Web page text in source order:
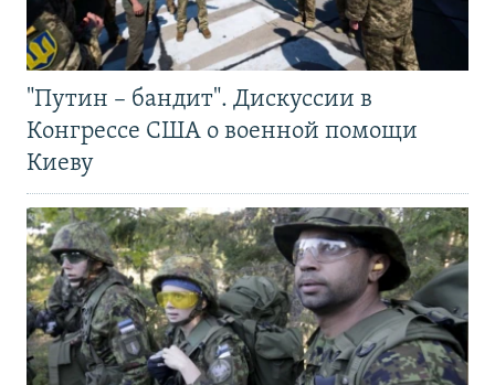
"Путин – бандит". Дискуссии в
Конгрессе США о военной помощи
Киеву